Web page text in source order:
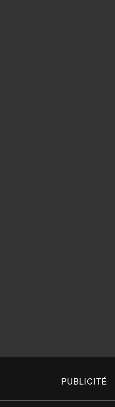
PUBLICITÉ